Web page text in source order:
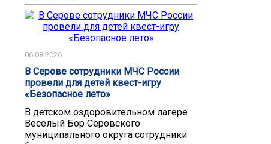
06.08.2026
В Серове сотрудники МЧС России
провели для детей квест-игру
«Безопасное лето»
В детском оздоровительном лагере
Весёлый Бор Серовского
муниципального округа сотрудники